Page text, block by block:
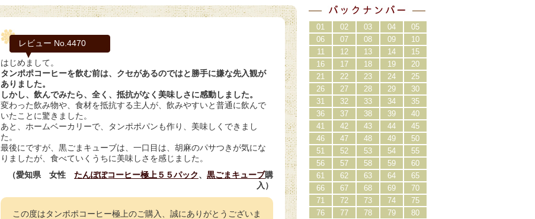
レビュー No.4470
はじめまして。
タンポポコーヒーを飲む前は、クセがあるのではと勝手に嫌な先入観が
ありました。
しかし、飲んでみたら、全く、抵抗がなく美味しさに感動しました。
変わった飲み物や、食材を抵抗する主人が、飲みやすいと普通に飲んで
いたことに驚きました。
あと、ホームベーカリーで、タンポポパンも作り、美味しくできまし
た。
最後にですが、黒ごまキューブは、一口目は、胡麻のパサつきが気にな
りましたが、食べていくうちに美味しさを感じました。
（愛知県 女性 たんぽぽコーヒー極上５５パック、 黒ごまキューブ購
入）
この度はタンポポコーヒー極上のご購入、誠にありがとうございま
01 02 03 04
05
06
07 08 09
10
11
12 13 14
15
16
17 18 19
20
21
22 23 24
25
26
27 28 29
30
31
32 33 34
35
36
37 38 39
40
41
42 43 44
45
46
47 48 49
50
51
52 53 54
55
56
57 58 59
60
61
62 63 64
65
66
67 68 69
70
71
72 73 74
75
76
77 78 79
80